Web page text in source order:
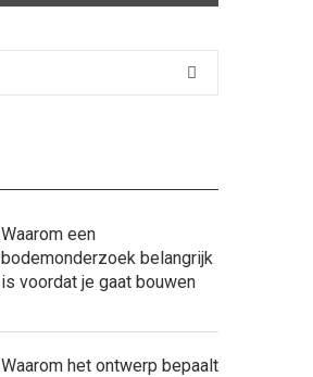
Waarom een
bodemonderzoek belangrijk
is voordat je gaat bouwen
Waarom het ontwerp bepaalt